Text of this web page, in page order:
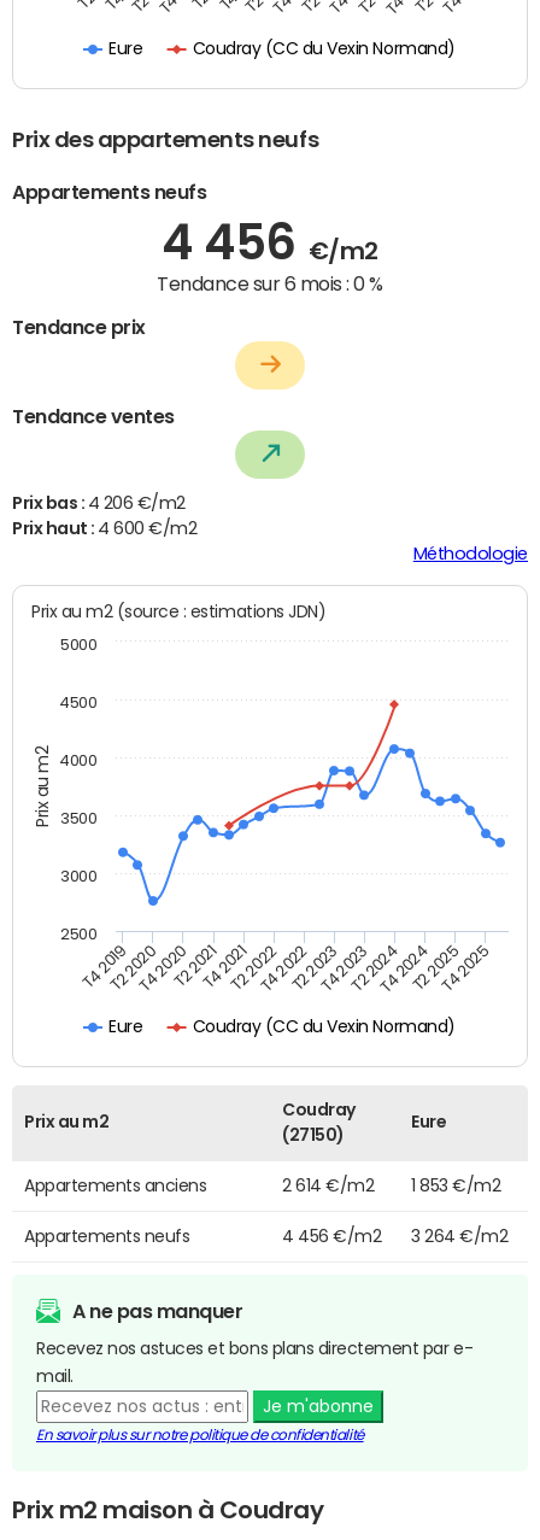
Eure Coudray (CC du Vexin Normand)
Prix des appartements neufs
Appartements neufs
4 456 €/m2
Tendance sur 6 mois :0 %
Tendance prix
Tendance ventes
Prix bas : 4 206 €/m2
Prix haut : 4 600 €/m2
Méthodologie
Prix au m2
Prix au m2 (source : estimations JDN)
Eure Coudray (CC du Vexin Normand)
T4 2019T2 2020T4 2020T2 2021T4 2021T2 2022T4 2022T2 2023T4 2023T2 2024T4 2024T2 2025T4 2025
2500
3000
3500
4000
4500
5000
Prix au m2
Coudray
(27150)
Eure
Appartements anciens 2 614 €/m2 1 853 €/m2
Appartements neufs 4 456 €/m2 3 264 €/m2
A ne pas manquer
Recevez nos astuces et bons plans directement par e-
mail.
Je m'abonne
En savoir plus sur notre politique de confidentialité
Prix m2 maison à Coudray